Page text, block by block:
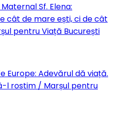
Sf. Elena:
cât de mare ești, ci de cât
pentru Viață București
Europe: Adevărul dă viață.
l rostim / Marșul pentru